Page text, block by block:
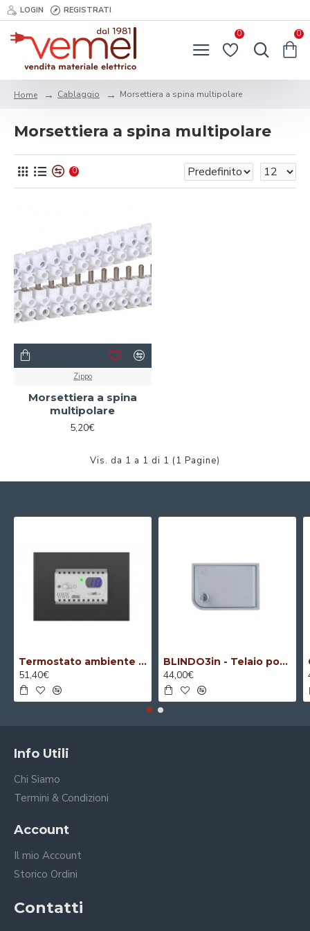
LOGIN REGISTRATI
0 0
Home Cablaggio Morsettiera a spina multipolare
Morsettiera a spina multipolare
0
Zippo
Morsettiera a spina
multipolare
5,20€
Vis. da 1 a 1 di 1 (1 Pagine)
Termostato ambiente digitale per serie componibile
51,40€
BLINDO3in - Telaio porta apparecchi blindato 3 moduli
44,00€
Info Utili
Chi Siamo
Termini & Condizioni
Account
Il mio Account
Storico Ordini
Contatti